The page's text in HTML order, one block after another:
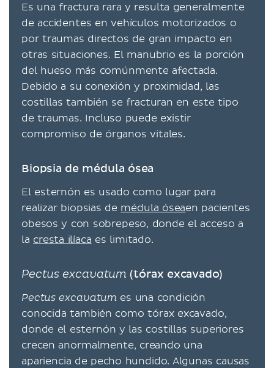
Es una fractura rara y resulta generalmente
de accidentes en vehículos motorizados o
por traumas directos de gran impacto en
otras situaciones. El manubrio es la porción
del hueso más comúnmente afectada.
Debido a su conexión y proximidad, las
costillas también se fracturan en este tipo
de traumas. Incluso puede existir
compromiso de órganos vitales.
Biopsia de médula ósea
El esternón es usado como lugar para
realizar biopsias de médula óseaen pacientes
obesos y con sobrepeso, donde el acceso a
la cresta ilíaca es limitado.
Pectus excavatum (tórax excavado)
Pectus excavatum es una condición
conocida también como tórax excavado,
donde el esternón y las costillas superiores
crecen anormalmente, creando una
apariencia de pecho hundido. Algunas causas